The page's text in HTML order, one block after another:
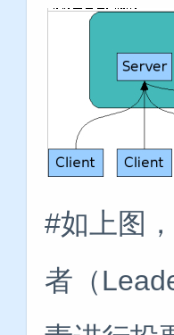
#如上图
者（